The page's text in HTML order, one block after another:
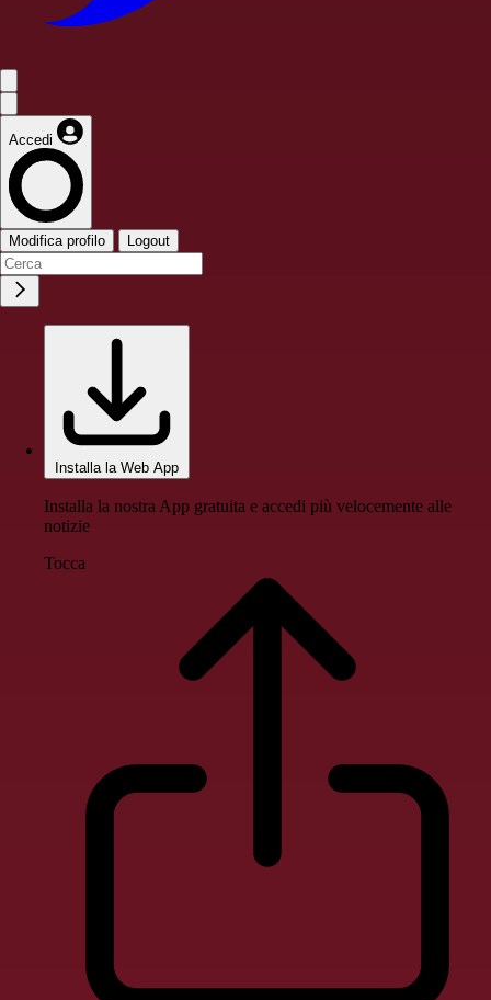
Accedi
Modifica profilo Logout
Installa la Web App
Installa la nostra App gratuita e accedi più velocemente alle
notizie
Tocca